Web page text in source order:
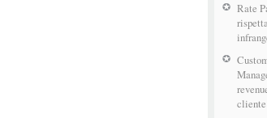
Rate
cliente